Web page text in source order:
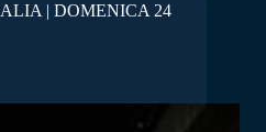
| DOMENICA 24